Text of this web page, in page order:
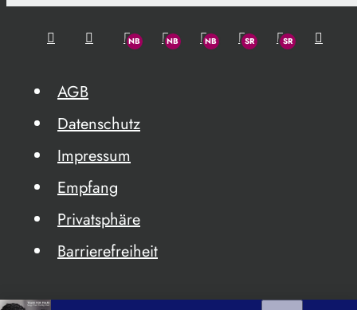
AGB
Datenschutz
Impressum
Empfang
Privatsphäre
Barrierefreiheit